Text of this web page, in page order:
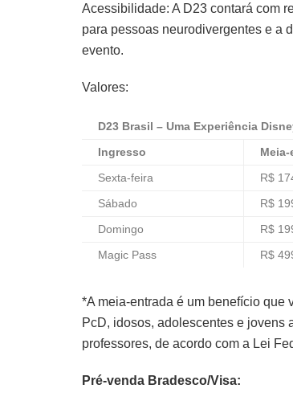
Acessibilidade: A D23 contará com
para pessoas neurodivergentes e a
evento.
Valores:
D23 Brasil – Uma Experiência
Ingresso
Sexta-feira R$
Sábado R$
Domingo R$
Magic Pass R$
*A meia-entrada é um benefício que
PcD, idosos, adolescentes e jovens
professores, de acordo com a Lei
Pré-venda Bradesco/Visa: